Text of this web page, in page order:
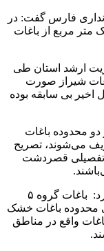
فارس گفت: در
متر مربع از باغات
ارشد استان طی
شیراز صورت
بی سابقه بوده
دو محدوده باغات
می‌شوند، تصریح
تفصیلی قصردشت
باشند.
مدیر کل دفتر فنی استانداری فارس عنوان کرد: باغات گروه ۵
محدوده باغات خشک
واقع در مناطق